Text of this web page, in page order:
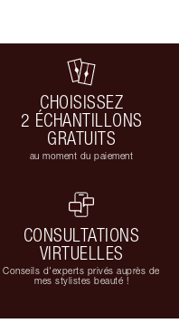
CHOISISSEZ
2 ÉCHANTILLONS
GRATUITS
au moment du paiement
CONSULTATIONS
VIRTUELLES
Conseils d'experts privés auprès de
mes stylistes beauté !